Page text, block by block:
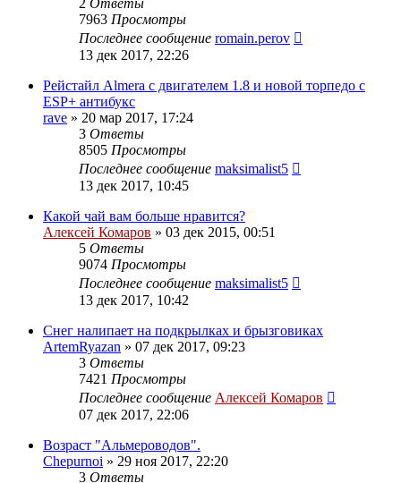
7963 Просмотры
Последнее сообщение romain.perov
13 дек 2017, 22:26
Рейстайл Almera с двигателем 1.8 и новой торпедо с
ESP+ антибукс
rave » 20 мар 2017, 17:24
3 Ответы
8505 Просмотры
Последнее сообщение maksimalist5
13 дек 2017, 10:45
Какой чай вам больше нравится?
Алексей Комаров » 03 дек 2015, 00:51
5 Ответы
9074 Просмотры
Последнее сообщение maksimalist5
13 дек 2017, 10:42
Снег налипает на подкрылках и брызговиках
ArtemRyazan » 07 дек 2017, 09:23
3 Ответы
7421 Просмотры
Последнее сообщение Алексей Комаров
07 дек 2017, 22:06
Возраст "Альмероводов".
Chepurnoi » 29 ноя 2017, 22:20
3 Ответы